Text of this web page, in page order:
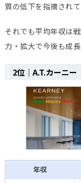
質の低下を指摘されて
それでも平均年収は
力・拡大で今後も成
2位｜A.T.カーニー​
年収